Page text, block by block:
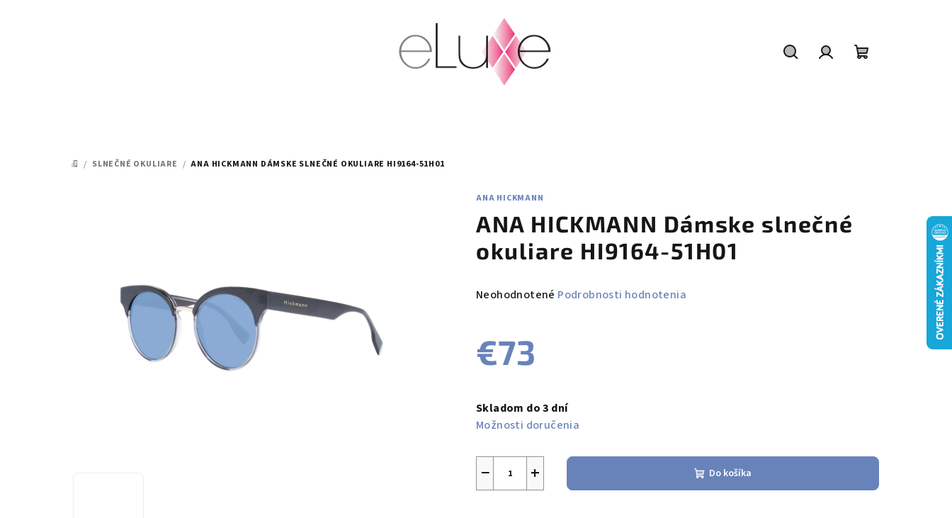
DOMOV
/ SLNEČNÉ OKULIARE / ANA HICKMANN DÁMSKE SLNEČNÉ OKULIARE HI9164-51H01
ANA HICKMANN
ANA HICKMANN Dámske slnečné
okuliare HI9164-51H01
Priemerné
je
0,0
hviezdičiek.
Neohodnotené Podrobnosti hodnotenia
€73
cena:
Skladom do 3 dní
Možnosti doručenia
+
− Do košíka